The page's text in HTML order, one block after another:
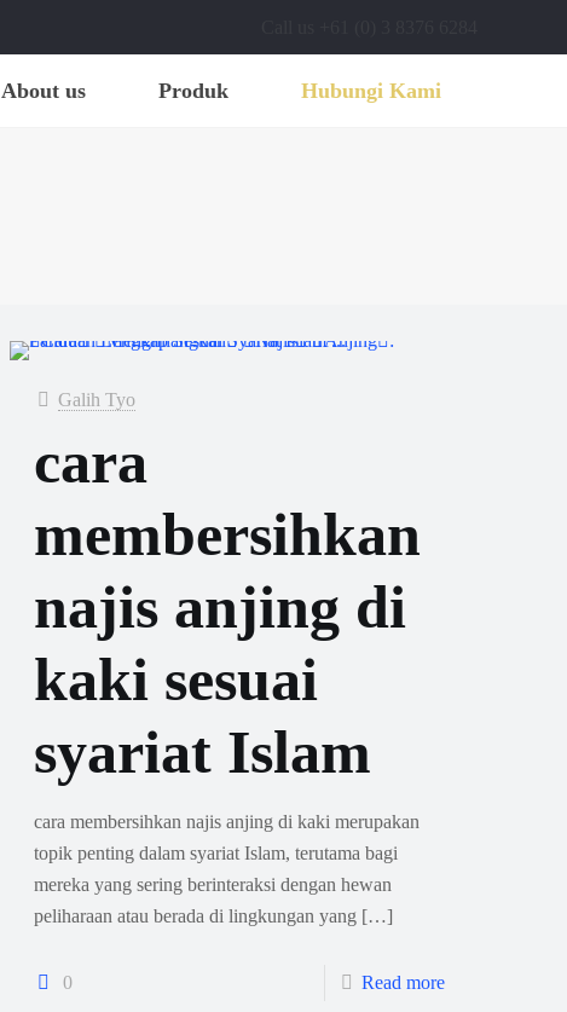
About us Produk Hubungi Kami
Galih Tyo
cara
membersihkan
najis anjing di
kaki sesuai
syariat Islam
cara membersihkan najis anjing di kaki merupakan
topik penting dalam syariat Islam, terutama bagi
mereka yang sering berinteraksi dengan hewan
peliharaan atau berada di lingkungan yang […]
0 Read more